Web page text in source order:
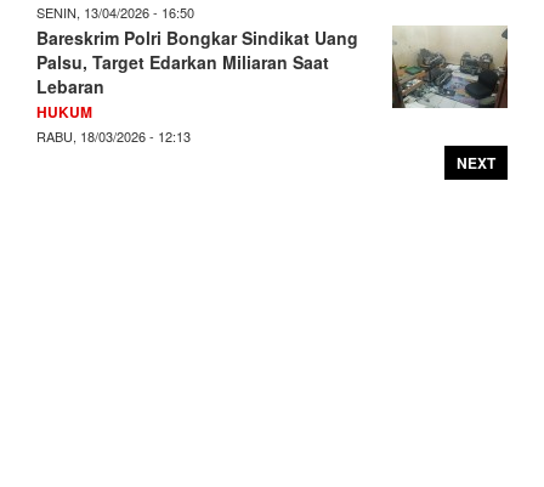
SENIN, 13/04/2026 - 16:50
Bareskrim Polri Bongkar Sindikat Uang
Palsu, Target Edarkan Miliaran Saat
Lebaran
HUKUM
RABU, 18/03/2026 - 12:13
NEXT